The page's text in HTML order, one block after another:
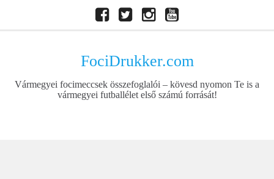
Facebook
TwitterInstagramYoutube
FociDrukker.com
Vármegyei focimeccsek összefoglalói – kövesd nyomon Te is a
vármegyei futballélet első számú forrását!